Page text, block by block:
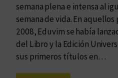
semana plena e intensa al
semana de vida. En
2008, Eduvim se había
del Libro y la Edición
sus primeros títulos en…